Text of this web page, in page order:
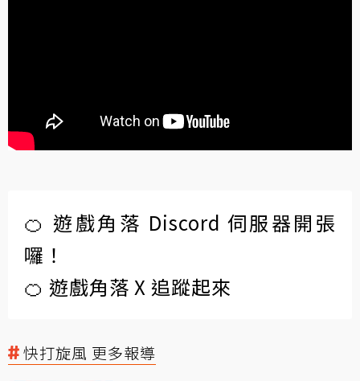
🍊 遊戲角落 Discord 伺服器開張
囉！
🍊 遊戲角落 X 追蹤起來
快打旋風 更多報導